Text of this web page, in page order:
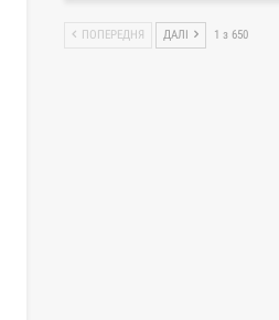
ПОПЕРЕДНЯ ДАЛІ 1 з 650